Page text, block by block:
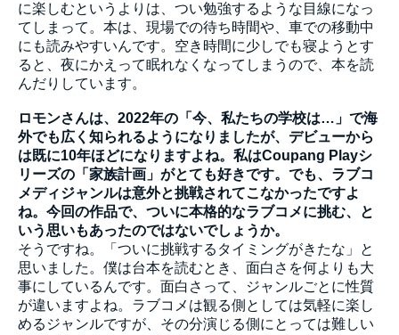
に楽しむというよりは、つい勉強するような目線になっ
てしまって。本は、現場での待ち時間や、車での移動中
にも読みやすいんです。空き時間に少しでも寝ようとす
ると、夜にかえって眠れなくなってしまうので、本を読
んだりしています。
ロモンさんは、2022年の「今、私たちの学校は…」で海
外でも広く知られるようになりましたが、デビューから
は既に10年ほどになりますよね。私はCoupang Playシ
リーズの「家族計画」がとても好きです。でも、ラブコ
メディジャンルは意外と挑戦されてこなかったですよ
ね。今回の作品で、ついに本格的なラブコメに挑む、と
いう思いもあったのではないでしょうか。
そうですね。「ついに挑戦するタイミングがきたな」と
思いました。僕は台本を読むとき、面白さを何よりも大
事にしているんです。面白さって、ジャンルごとに性質
が違いますよね。ラブコメは観る側としては気軽に楽し
めるジャンルですが、その分演じる側にとっては難しい